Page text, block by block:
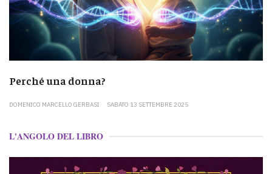
Perché una donna?
DOMENICO MARCELLO GERBASI SABATO 13 SETTEMBRE 2025
L'ANGOLO DEL LIBRO